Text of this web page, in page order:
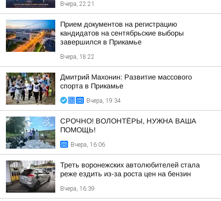
Вчера, 22:21
Прием документов на регистрацию
кандидатов на сентябрьские выборы
завершился в Прикамье
Вчера, 18:22
Дмитрий Махонин: Развитие массового
спорта в Прикамье
Вчера, 19:34
СРОЧНО! ВОЛОНТЁРЫ, НУЖНА ВАША
ПОМОЩЬ!
Вчера, 16:06
Треть воронежских автолюбителей стала
реже ездить из-за роста цен на бензин
Вчера, 16:39